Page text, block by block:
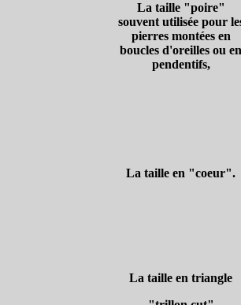
La taille "poire"
souvent utilisée pour
pierres montées en
boucles d'oreilles ou en
pendentifs,
La taille en "coeur".
La taille en triangle